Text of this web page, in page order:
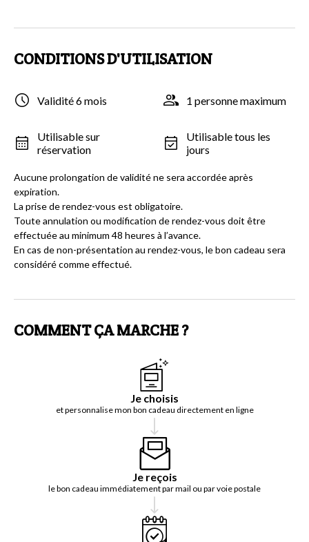
CONDITIONS D'UTILISATION
Validité 6 mois 1 personne maximum
Utilisable sur
réservation
Utilisable tous les
jours
Aucune prolongation de validité ne sera accordée après
expiration.
La prise de rendez-vous est obligatoire.
Toute annulation ou modification de rendez-vous doit être
effectuée au minimum 48 heures à l’avance.
En cas de non-présentation au rendez-vous, le bon cadeau sera
considéré comme effectué.
COMMENT ÇA MARCHE ?
Je choisis
et personnalise mon bon cadeau directement en ligne
Je reçois
le bon cadeau immédiatement par mail ou par voie postale